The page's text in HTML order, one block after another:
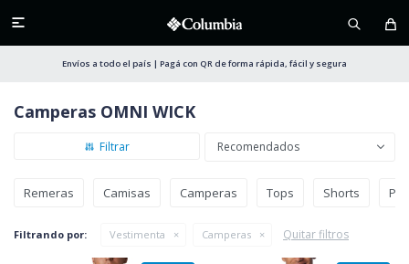

Envíos a todo el país | Pagá con QR de forma rápida, fácil y segura
Camperas OMNI WICK
Recomendados
Remeras Camisas Camperas Tops Shorts
Filtrando por: Vestimenta Camperas Quitar filtros